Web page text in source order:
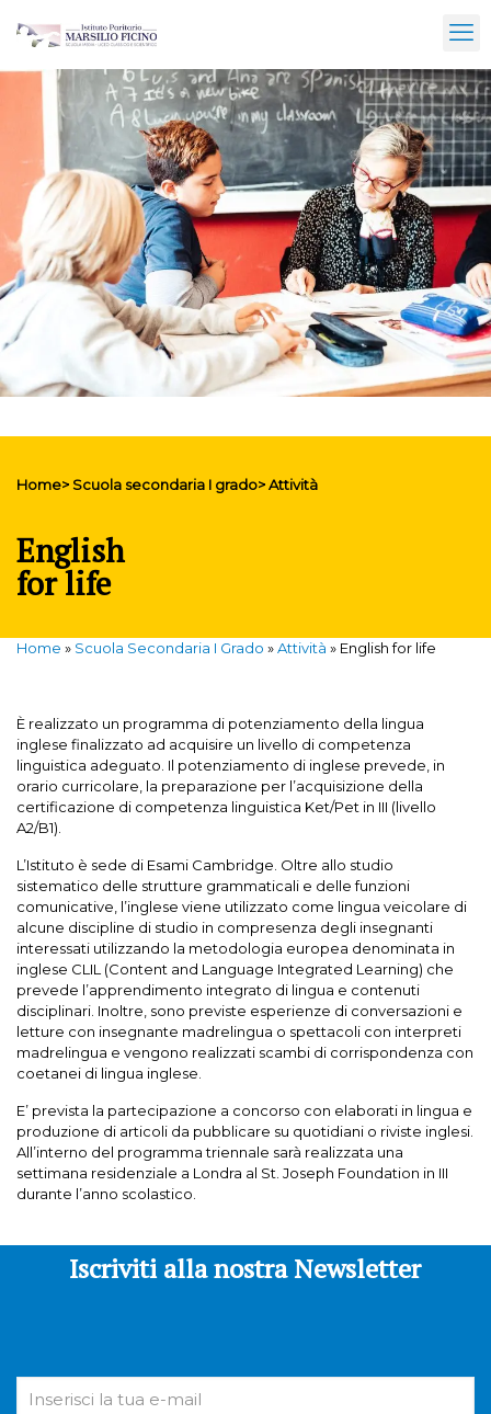
Home> Scuola secondaria I grado> Attività
English
for life
Home » Scuola Secondaria I Grado »Attività » English for life
È realizzato un programma di potenziamento della lingua
inglese finalizzato ad acquisire un livello di competenza
linguistica adeguato. Il potenziamento di inglese prevede, in
orario curricolare, la preparazione per l’acquisizione della
certificazione di competenza linguistica Ket/Pet in III (livello
A2/B1).
L’Istituto è sede di Esami Cambridge. Oltre allo studio
sistematico delle strutture grammaticali e delle funzioni
comunicative, l’inglese viene utilizzato come lingua veicolare di
alcune discipline di studio in compresenza degli insegnanti
interessati utilizzando la metodologia europea denominata in
inglese CLIL (Content and Language Integrated Learning) che
prevede l’apprendimento integrato di lingua e contenuti
disciplinari. Inoltre, sono previste esperienze di conversazioni e
letture con insegnante madrelingua o spettacoli con interpreti
madrelingua e vengono realizzati scambi di corrispondenza con
coetanei di lingua inglese.
E’ prevista la partecipazione a concorso con elaborati in lingua e
produzione di articoli da pubblicare su quotidiani o riviste inglesi.
All’interno del programma triennale sarà realizzata una
settimana residenziale a Londra al St. Joseph Foundation in III
durante l’anno scolastico.
Iscriviti alla nostra Newsletter